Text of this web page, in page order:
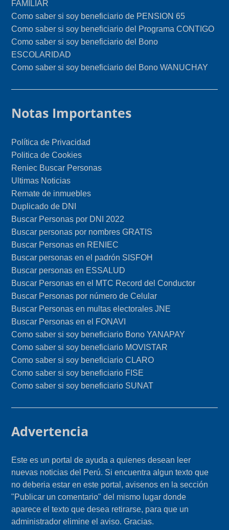
FAMILIAR
Como saber si soy beneficiario de PENSION 65
Como saber si soy beneficiario del Programa CONTIGO
Como saber si soy beneficiario del Bono
ESCOLARIDAD
Como saber si soy beneficiario del Bono WANUCHAY
Notas Importantes
Política de Privacidad
Politica de Cookies
Reniec Buscar Personas
Ultimas Noticias
Remate de inmuebles
Duplicado de DNI
Buscar Personas por DNI 2022
Buscar personas por nombres GRATIS
Buscar Personas en RENIEC
Buscar personas en el padrón SISFOH
Buscar personas en ESSALUD
Buscar Personas en el MTC Record del Conductor
Buscar Personas por número de Celular
Buscar Personas en multas electorales JNE
Buscar Personas en el FONAVI
Como saber si soy beneficiario Bono YANAPAY
Como saber si soy beneficiario MOVISTAR
Como saber si soy beneficiario CLARO
Como saber si soy beneficiario FISE
Como saber si soy beneficiario SUNAT
Advertencia
Este es un portal de ayuda a quienes desean leer
nuevas noticias del Perú. Si encuentra algun texto que
no deberia estar en este portal, avisenos en la sección
"Publicar un comentario" del mismo lugar donde
aparece el texto que desea retirarse, para que un
administrador elimine el aviso. Gracias.